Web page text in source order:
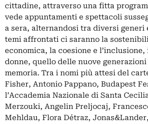
cittadine, attraverso una fitta
vede appuntamenti e spettacoli
a sera, alternandosi tra diversi generi
temi affrontati ci saranno la
economica, la coesione e
donne, quello delle nuove
memoria. Tra i nomi più attesi del
Fisher, Antonio Pappano, Budapest
l’Accademia Nazionale di Santa
Merzouki, Angelin Preljocaj,
Mehldau, Flora Détraz,